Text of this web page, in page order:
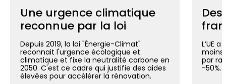
Une urgence climatique
reconnue par la loi
Depuis 2019, la loi "Énergie-Climat"
reconnait l'urgence écologique et
climatique et fixe la neutralité carbone en
2050. C'est ce cadre qui justifie des aides
élevées pour accélérer la rénovation.
L’UE
moins
par
-50%.